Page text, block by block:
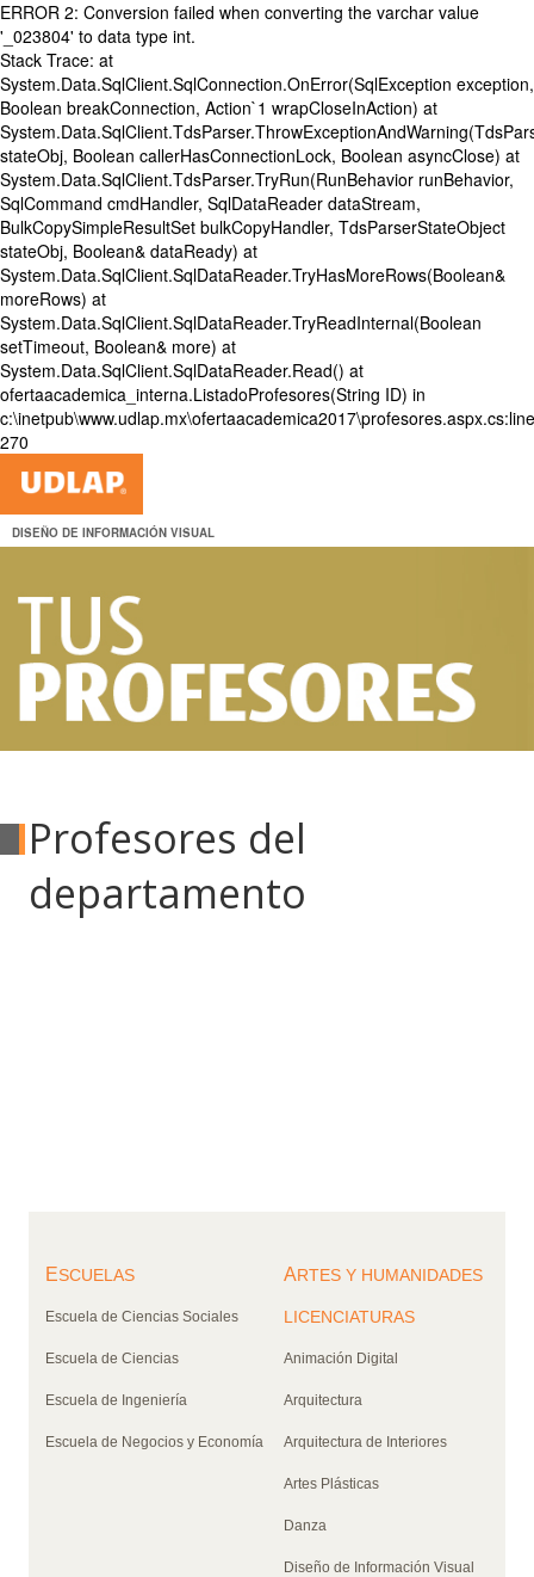
ERROR 2: Conversion failed when converting the varchar value
'_023804' to data type int.
Stack Trace: at
System.Data.SqlClient.SqlConnection.OnError(SqlException exception,
Boolean breakConnection, Action`1 wrapCloseInAction) at
stateObj, Boolean callerHasConnectionLock, Boolean asyncClose) at
System.Data.SqlClient.TdsParser.TryRun(RunBehavior runBehavior,
SqlCommand cmdHandler, SqlDataReader dataStream,
BulkCopySimpleResultSet bulkCopyHandler, TdsParserStateObject
stateObj, Boolean& dataReady) at
System.Data.SqlClient.SqlDataReader.TryHasMoreRows(Boolean&
moreRows) at
System.Data.SqlClient.SqlDataReader.TryReadInternal(Boolean
setTimeout, Boolean& more) at
System.Data.SqlClient.SqlDataReader.Read() at
ofertaacademica_interna.ListadoProfesores(String ID) in
c:\inetpub\www.udlap.mx\ofertaacademica2017\profesores.aspx.cs:line
270
DISEÑO DE INFORMACIÓN VISUAL
Profesores del
departamento
ESCUELAS
Escuela de Ciencias Sociales
Escuela de Ciencias
Escuela de Ingeniería
Escuela de Negocios y Economía
ARTES Y HUMANIDADES
LICENCIATURAS
Animación Digital
Arquitectura
Arquitectura de Interiores
Artes Plásticas
Danza
Diseño de Información Visual